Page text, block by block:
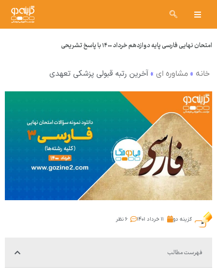
امتحان نهایی فارسی پایه دوازدهم خرداد ۱۴۰۰ با پاسخ تشریحی
خانه » مشاوره ای » آخرین رتبه قبولی پزشکی تعهدی
گزینه دو ۱۱ خرداد ۱۴۰۱ ۶ نظر
فهرست مطالب